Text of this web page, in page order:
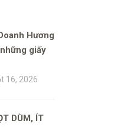
Hương
giấy
16, 2026
DÙM, ÍT